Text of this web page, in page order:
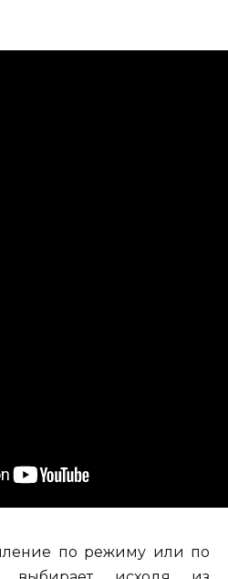
по режиму или по